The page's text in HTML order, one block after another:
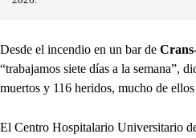
Desde el incendio en un bar de
“trabajamos siete días a la semana”,
muertos y 116 heridos, mucho de
El Centro Hospitalario Universitario